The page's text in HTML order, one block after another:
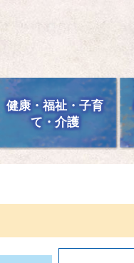
健康・福祉・子育
て・介護